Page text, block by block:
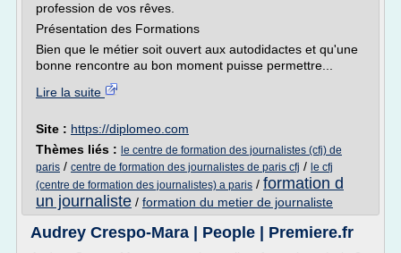
profession de vos rêves.
Présentation des Formations
Bien que le métier soit ouvert aux autodidactes et qu'une
bonne rencontre au bon moment puisse permettre...
Lire la suite
Site : https://diplomeo.com
Thèmes liés : le centre de formation des journalistes (cfj) de
paris / centre de formation des journalistes de paris cfj / le cfj
(centre de formation des journalistes) a paris / formation d
un journaliste / formation du metier de journaliste
Audrey Crespo-Mara | People | Premiere.fr